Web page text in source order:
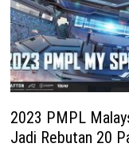
2023 PMPL
Jadi Rebutan 20